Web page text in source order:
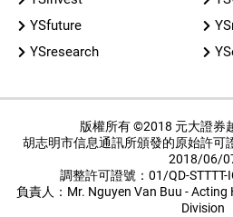
YSfuture
YSresearch
版權所有 ©2018 元大證券
胡志明市信息通訊所頒發的原始許可
2018/06/
調整許可證號：01/QD-
負責人：Mr. Nguyen Van Buu - Acting
Division